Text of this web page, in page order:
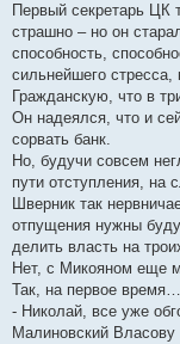
Первый секретарь ЦК
страшно – но он
способность,
сильнейшего
Гражданскую, что в
Он надеялся, что и
сорвать банк.
Но, будучи совсем
пути отступления, на
Шверник так
отпущения нужны
делить власть на
Нет, с Микояном еще
Так, на первое время…
- Николай, все уже
Малиновский